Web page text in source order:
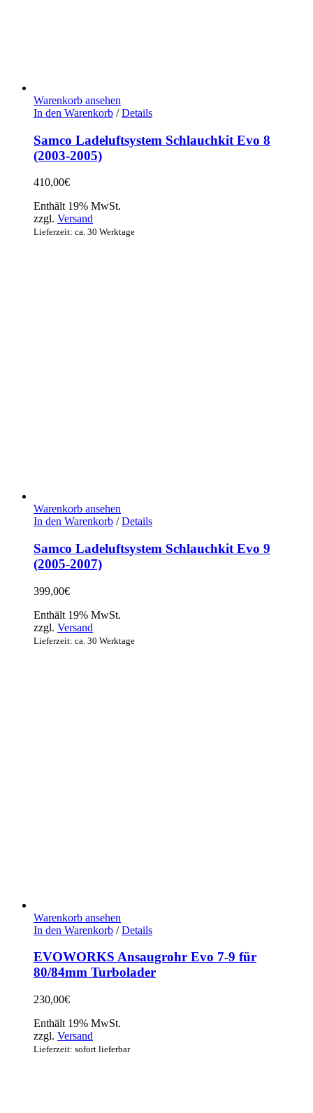
Warenkorb ansehen
In den Warenkorb / Details
Samco Ladeluftsystem Schlauchkit Evo 8
(2003-2005)
410,00€
Enthält 19% MwSt.
zzgl. Versand
Lieferzeit: ca. 30 Werktage
Warenkorb ansehen
In den Warenkorb / Details
Samco Ladeluftsystem Schlauchkit Evo 9
(2005-2007)
399,00€
Enthält 19% MwSt.
zzgl. Versand
Lieferzeit: ca. 30 Werktage
Warenkorb ansehen
In den Warenkorb / Details
EVOWORKS Ansaugrohr Evo 7-9 für
80/84mm Turbolader
230,00€
Enthält 19% MwSt.
zzgl. Versand
Lieferzeit: sofort lieferbar